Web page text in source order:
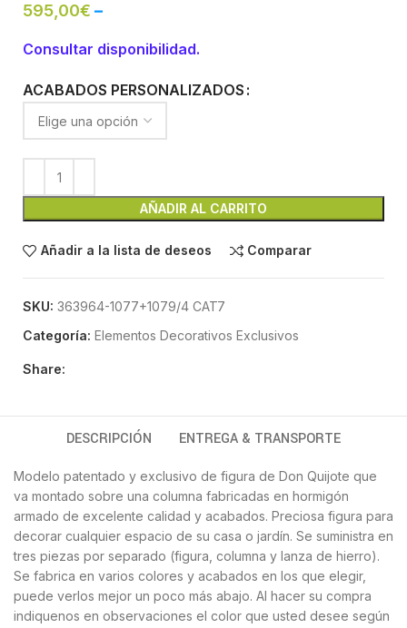
595,00€ –
Consultar disponibilidad.
ACABADOS PERSONALIZADOS
AÑADIR AL CARRITO
Añadir a la lista de deseos Comparar
SKU: 363964-1077+1079/4 CAT7
Categoría: Elementos Decorativos Exclusivos
Share:
DESCRIPCIÓN ENTREGA & TRANSPORTE
Modelo patentado y exclusivo de figura de Don Quijote que
va montado sobre una columna fabricadas en hormigón
armado de excelente calidad y acabados. Preciosa figura para
decorar cualquier espacio de su casa o jardín. Se suministra en
tres piezas por separado (figura, columna y lanza de hierro).
Se fabrica en varios colores y acabados en los que elegir,
puede verlos mejor un poco más abajo. Al hacer su compra
indiquenos en observaciones el color que usted desee según